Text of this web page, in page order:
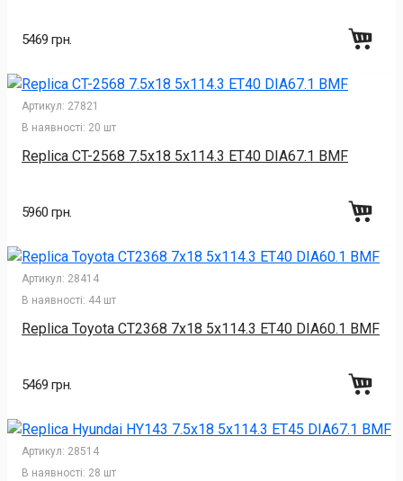
5469 грн.
Артикул: 27821
В наявності: 20 шт
Replica CT-2568 7.5x18 5x114.3 ET40 DIA67.1 BMF
5960 грн.
Артикул: 28414
В наявності: 44 шт
Replica Toyota CT2368 7x18 5x114.3 ET40 DIA60.1 BMF
5469 грн.
Артикул: 28514
В наявності: 28 шт